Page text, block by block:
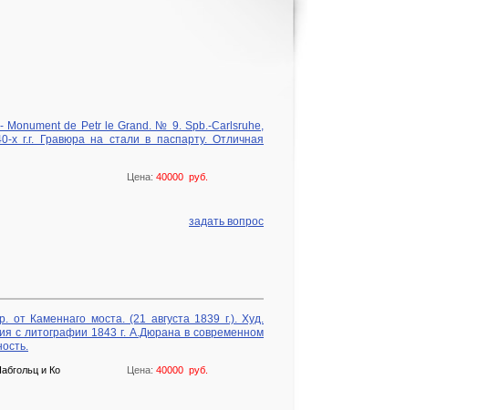
Monument de Petr le Grand. № 9. Spb.-Carlsruhe,
х г.г. Гравюра на стали в паспарту. Отличная
Цена: 40000 руб.
задать вопрос
от Каменнаго моста. (21 августа 1839 г.). Худ.
с литографии 1843 г. А.Дюрана в современном
Цена: 40000 руб.
и Ко